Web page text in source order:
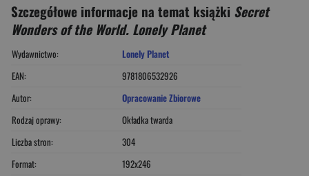
Szczegółowe informacje na temat książki Secret
Wonders of the World. Lonely Planet
Wydawnictwo:
Lonely Planet
EAN:
9781806532926
Autor:
Opracowanie Zbiorowe
Rodzaj oprawy:
Okładka twarda
Liczba stron:
304
Format:
192x246